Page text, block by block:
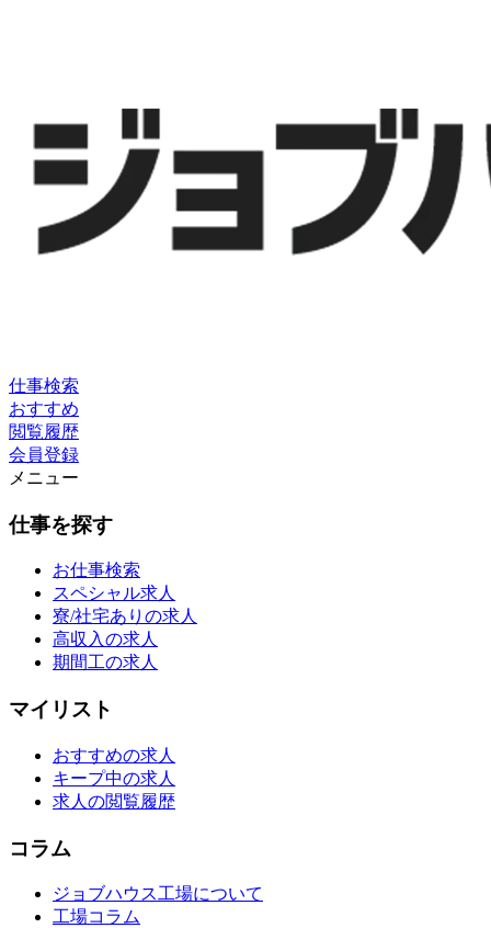
仕事検索
おすすめ
閲覧履歴
会員登録
メニュー
仕事を探す
お仕事検索
スペシャル求人
寮/社宅ありの求人
高収入の求人
期間工の求人
マイリスト
おすすめの求人
キープ中の求人
求人の閲覧履歴
コラム
ジョブハウス工場について
工場コラム